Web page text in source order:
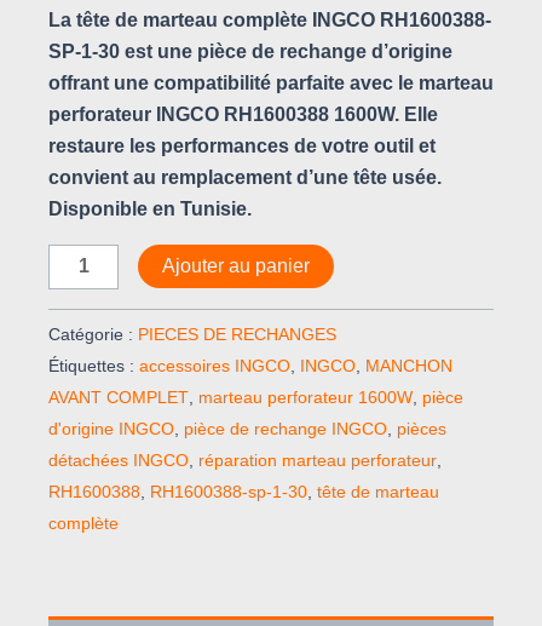
La tête de marteau complète INGCO RH1600388-
SP-1-30 est une pièce de rechange d’origine
offrant une compatibilité parfaite avec le marteau
perforateur INGCO RH1600388 1600W. Elle
restaure les performances de votre outil et
convient au remplacement d’une tête usée.
Disponible en Tunisie.
Ajouter au panier
Catégorie : PIECES DE RECHANGES
Étiquettes : accessoires INGCO, INGCO, MANCHON
AVANT COMPLET, marteau perforateur 1600W, pièce
d'origine INGCO, pièce de rechange INGCO, pièces
détachées INGCO, réparation marteau perforateur,
RH1600388, RH1600388-sp-1-30, tête de marteau
complète